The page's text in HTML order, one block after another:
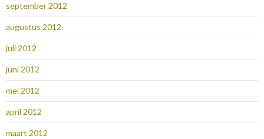
september 2012
augustus 2012
juli 2012
juni 2012
mei 2012
april 2012
maart 2012